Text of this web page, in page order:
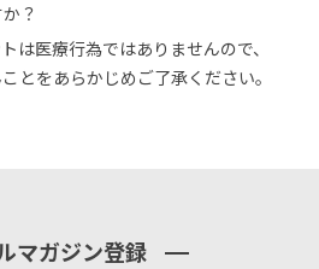
？
は医療行為ではありませんので、
とをあらかじめご了承ください。
マガジン登録